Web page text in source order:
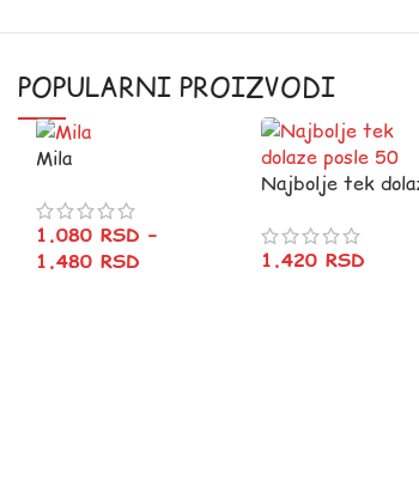
POPULARNI PROIZVODI
Mila
1.080 RSD –
1.480 RSD
Najbolje tek
1.420RSD